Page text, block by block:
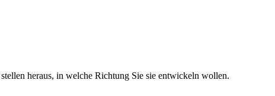
heraus, in welche Richtung Sie sie entwickeln wollen.